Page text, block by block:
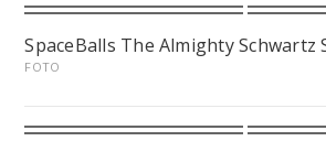
SpaceBalls The Almighty Schwartz
FOTO